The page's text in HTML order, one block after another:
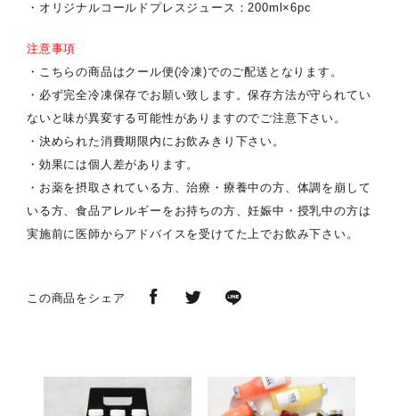
・オリジナルコールドプレスジュース：200ml×6pc
注意事項
・こちらの商品はクール便(冷凍)でのご配送となります。
・必ず完全冷凍保存でお願い致します。保存方法が守られてい
ないと味が異変する可能性がありますのでご注意下さい。
・決められた消費期限内にお飲みきり下さい。
・効果には個人差があります。
・お薬を摂取されている方、治療・療養中の方、体調を崩して
いる方、食品アレルギーをお持ちの方、妊娠中・授乳中の方は
実施前に医師からアドバイスを受けてた上でお飲み下さい。
この商品をシェア